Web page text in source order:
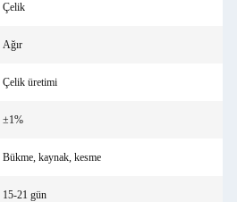
Çelik
Ağır
Çelik üretimi
±1%
Bükme, kaynak, kesme
15-21 gün